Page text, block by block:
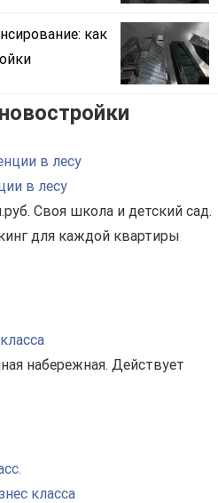
как
в лесу
Своя школа и детский сад.
для каждой квартиры
набережная. Действует
класса